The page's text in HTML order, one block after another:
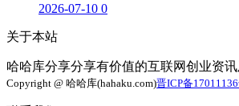
2026-07-10 0
关于本站
哈哈库分享分享有价值的互联网创业资讯
Copyright @ 哈哈库(hahaku.com)晋ICP备